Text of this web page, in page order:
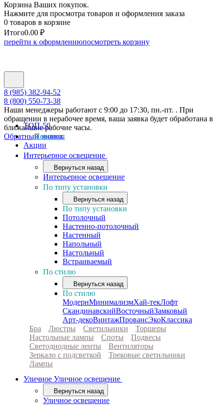
Корзина Ваших покупок.
Нажмите для просмотра товаров и оформления заказа
0 товаров в корзине
Итого0.00 ₽
перейти к оформлениюпосмотреть корзину
8 (985) 382-94-52
8 (800) 550-73-38
Наши менеджеры работают с 9:00 до 17:30, пн.-пт. . При
обращении в нерабочее время, ваша заявка будет обработана в
ближайшие рабочие часы.
Обратный звонок
ТОП-50
Новинки
Акции
Интерьерное освещение
Вернуться назад
Интерьерное освещение
По типу установки
Вернуться назад
По типу установки
Потолочный
Настенно-потолочный
Настенный
Напольный
Настольный
Встраиваемый
По стилю
Вернуться назад
По стилю
МодернМинимализмХай-текЛофт
СкандинавскийВосточныйЗамковый
Арт-декоВинтажПровансЭкоКлассика
Бра
Люстры Светильники
Торшеры
Настольные лампы
Споты
Подвесы
Светодиодные ленты
Вентиляторы
Зеркало с подсветкой
Трековые светильники
Лампы
Уличное Уличное освещение
Вернуться назад
Уличное освещение